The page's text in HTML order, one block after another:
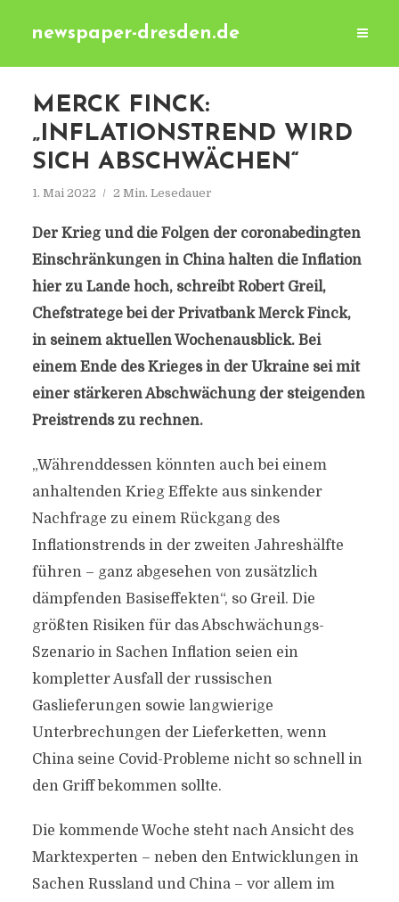
newspaper-dresden.de
MERCK FINCK:
„INFLATIONSTREND WIRD
SICH ABSCHWÄCHEN“
1. Mai 2022 2 Min. Lesedauer
Der Krieg und die Folgen der coronabedingten
Einschränkungen in China halten die Inflation
hier zu Lande hoch, schreibt Robert Greil,
Chefstratege bei der Privatbank Merck Finck,
in seinem aktuellen Wochenausblick. Bei
einem Ende des Krieges in der Ukraine sei mit
einer stärkeren Abschwächung der steigenden
Preistrends zu rechnen.
„Währenddessen könnten auch bei einem
anhaltenden Krieg Effekte aus sinkender
Nachfrage zu einem Rückgang des
Inflationstrends in der zweiten Jahreshälfte
führen – ganz abgesehen von zusätzlich
dämpfenden Basiseffekten“, so Greil. Die
größten Risiken für das Abschwächungs-
Szenario in Sachen Inflation seien ein
kompletter Ausfall der russischen
Gaslieferungen sowie langwierige
Unterbrechungen der Lieferketten, wenn
China seine Covid-Probleme nicht so schnell in
den Griff bekommen sollte.
Die kommende Woche steht nach Ansicht des
Marktexperten – neben den Entwicklungen in
Sachen Russland und China – vor allem im